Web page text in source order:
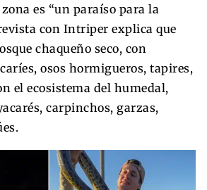
es “un paraíso para la
con Intriper explica que
chaqueño seco, con
osos hormigueros, tapires,
el ecosistema del humedal,
carpinchos, garzas,